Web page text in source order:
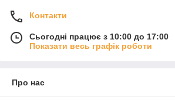
Контакти
Сьогодні працює з 10:00 до 17:00
Показати весь графік роботи
Про нас